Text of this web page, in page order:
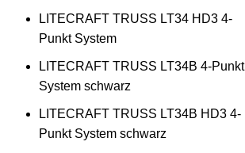
LITECRAFT TRUSS LT34 HD3 4-
Punkt System
LITECRAFT TRUSS LT34B 4-Punkt
System schwarz
LITECRAFT TRUSS LT34B HD3 4-
Punkt System schwarz